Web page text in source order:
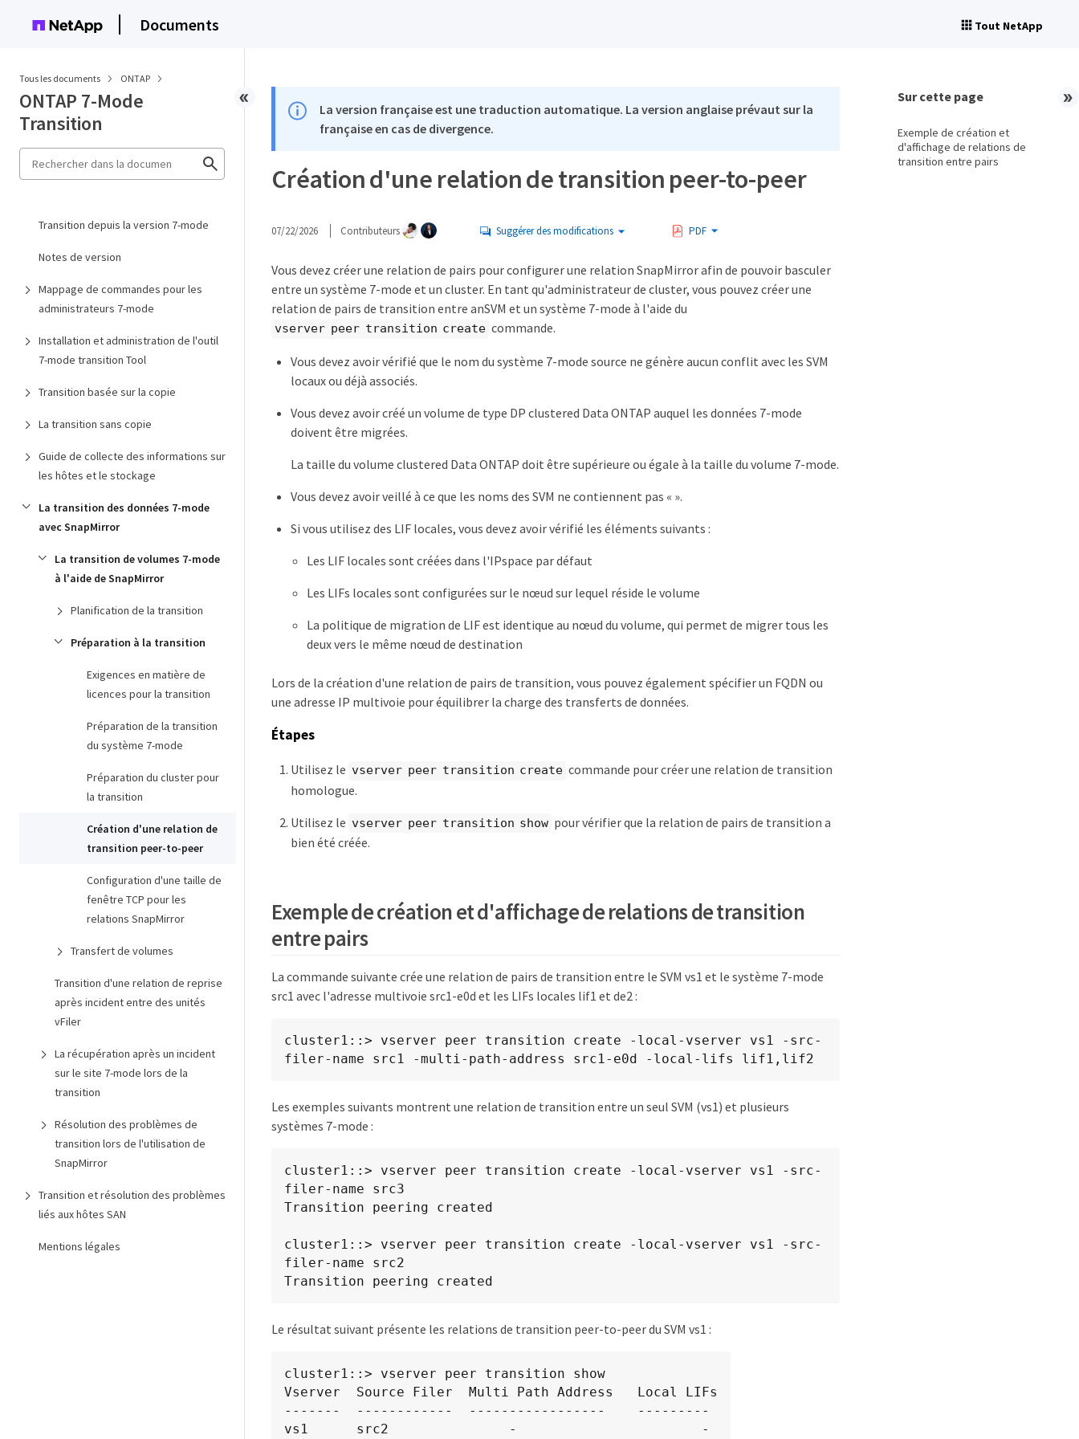
Documents Tout NetApp
Tous les documents ONTAP
ONTAP 7-Mode
Transition
Transition depuis la version 7-mode
Notes de version
Mappage de commandes pour les
administrateurs 7-mode
Installation et administration de l'outil
7-mode transition Tool
Transition basée sur la copie
La transition sans copie
Guide de collecte des informations sur
les hôtes et le stockage
La transition des données 7-mode
avec SnapMirror
La transition de volumes 7-mode
à l'aide de SnapMirror
Planification de la transition
Préparation à la transition
Exigences en matière de
licences pour la transition
Préparation de la transition
du système 7-mode
Préparation du cluster pour
la transition
Création d'une relation de
transition peer-to-peer
Configuration d'une taille de
fenêtre TCP pour les
relations SnapMirror
Transfert de volumes
Transition d'une relation de reprise
après incident entre des unités
vFiler
La récupération après un incident
sur le site 7-mode lors de la
transition
Résolution des problèmes de
transition lors de l'utilisation de
SnapMirror
Transition et résolution des problèmes
liés aux hôtes SAN
Mentions légales
La version française est une traduction automatique. La version anglaise prévaut sur la
française en cas de divergence.
Création d'une relation de transition peer-to-peer
07/22/2026 Contributeurs Suggérer des modifications PDF
Vous devez créer une relation de pairs pour configurer une relation SnapMirror afin de pouvoir basculer
entre un système 7-mode et un cluster. En tant qu'administrateur de cluster, vous pouvez créer une
relation de pairs de transition entre anSVM et un système 7-mode à l'aide du
vserver peer transition create commande.
Vous devez avoir vérifié que le nom du système 7-mode source ne génère aucun conflit avec les SVM
locaux ou déjà associés.
Vous devez avoir créé un volume de type DP clustered Data ONTAP auquel les données 7-mode
doivent être migrées.
La taille du volume clustered Data ONTAP doit être supérieure ou égale à la taille du volume 7-mode.
Vous devez avoir veillé à ce que les noms des SVM ne contiennent pas « ».
Si vous utilisez des LIF locales, vous devez avoir vérifié les éléments suivants :
Les LIF locales sont créées dans l'IPspace par défaut
Les LIFs locales sont configurées sur le nœud sur lequel réside le volume
La politique de migration de LIF est identique au nœud du volume, qui permet de migrer tous les
deux vers le même nœud de destination
Lors de la création d'une relation de pairs de transition, vous pouvez également spécifier un FQDN ou
une adresse IP multivoie pour équilibrer la charge des transferts de données.
Étapes
Utilisez le vserver peer transition create commande pour créer une relation de transition
homologue.
Utilisez le vserver peer transition show pour vérifier que la relation de pairs de transition a
bien été créée.
Exemple de création et d'affichage de relations de transition
entre pairs
La commande suivante crée une relation de pairs de transition entre le SVM vs1 et le système 7-mode
src1 avec l'adresse multivoie src1-e0d et les LIFs locales lif1 et de2 :
cluster1::> vserver peer transition create -local-vserver vs1 -src-
filer-name src1 -multi-path-address src1-e0d -local-lifs lif1,lif2
Les exemples suivants montrent une relation de transition entre un seul SVM (vs1) et plusieurs
systèmes 7-mode :
cluster1::> vserver peer transition create -local-vserver vs1 -src-
filer-name src3
Transition peering created
cluster1::> vserver peer transition create -local-vserver vs1 -src-
filer-name src2
Transition peering created
Le résultat suivant présente les relations de transition peer-to-peer du SVM vs1 :
cluster1::> vserver peer transition show
Vserver  Source Filer  Multi Path Address   Local LIFs
-------  ------------  -----------------    ---------
vs1      src2	         	-				    	-
Sur cette page
Exemple de création et
d'affichage de relations de
transition entre pairs